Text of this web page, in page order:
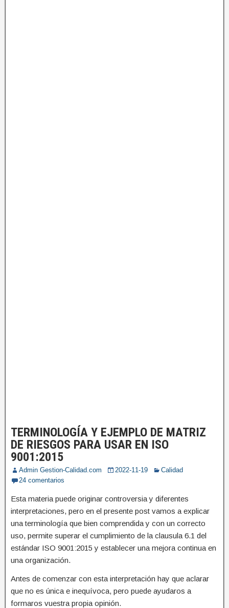
TERMINOLOGÍA Y EJEMPLO DE MATRIZ
DE RIESGOS PARA USAR EN ISO
9001:2015
Admin Gestion-Calidad.com 2022-11-19
Calidad
24 comentarios
Esta materia puede originar controversia y diferentes
interpretaciones, pero en el presente post vamos a explicar
una terminología que bien comprendida y con un correcto
uso, permite superar el cumplimiento de la clausula 6.1 del
estándar ISO 9001:2015 y establecer una mejora continua en
una organización.
Antes de comenzar con esta interpretación hay que aclarar
que no es única e inequívoca, pero puede ayudaros a
formaros vuestra propia opinión.